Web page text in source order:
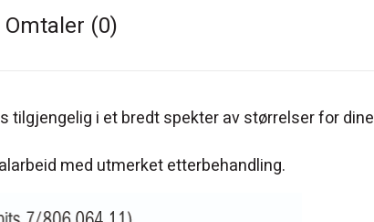
Omtaler (0)
i et bredt spekter av størrelser for dine
med utmerket etterbehandling.